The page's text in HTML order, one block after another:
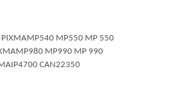
MP550 MP 550
MP990 MP 990
CAN22350